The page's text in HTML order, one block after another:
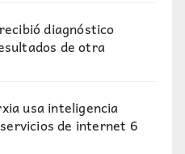
diagnóstico
de otra
usa inteligencia
de internet 6